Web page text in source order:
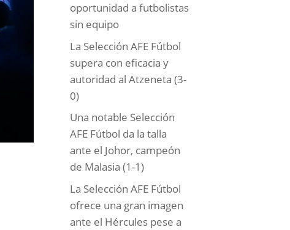
oportunidad a futbolistas
sin equipo
La Selección AFE Fútbol
supera con eficacia y
autoridad al Atzeneta (3-
0)
Una notable Selección
AFE Fútbol da la talla
ante el Johor, campeón
de Malasia (1-1)
La Selección AFE Fútbol
ofrece una gran imagen
ante el Hércules pese a